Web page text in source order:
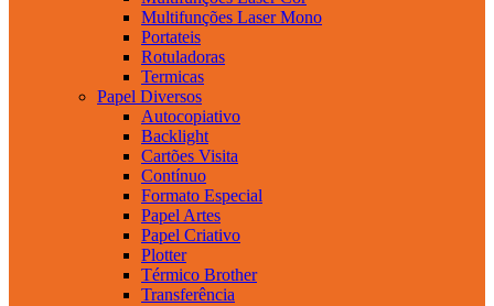
Multifunções Laser Mono
Portateis
Rotuladoras
Termicas
Papel Diversos
Autocopiativo
Backlight
Cartões Visita
Contínuo
Formato Especial
Papel Artes
Papel Criativo
Plotter
Térmico Brother
Transferência